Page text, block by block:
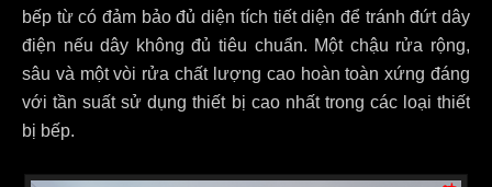
bếp từ có đảm bảo đủ diện tích tiết diện để tránh đứt dây
điện nếu dây không đủ tiêu chuẩn. Một chậu rửa rộng,
sâu và một vòi rửa chất lượng cao hoàn toàn xứng đáng
với tần suất sử dụng thiết bị cao nhất trong các loại thiết
bị bếp.